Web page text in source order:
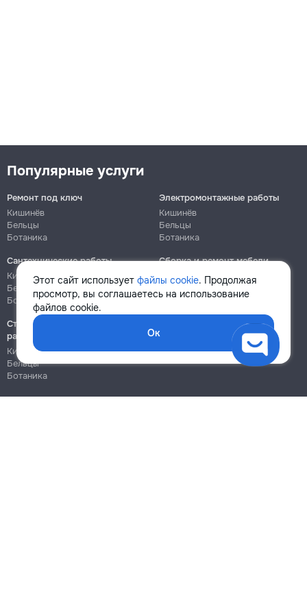
Этот сайт использует файлы cookie. Продолжая
просмотр, вы соглашаетесь на использование
файлов cookie.
Ок
Популярные услуги
Ремонт под ключ
Кишинёв
Бельцы
Ботаника
Электромонтажные работы
Кишинёв
Бельцы
Ботаника
Сантехнические работы
Кишинёв
Бельцы
Ботаника
Сборка и ремонт мебели
Кишинёв
Ботаника
Строительно-монтажные
работы
Кишинёв
Бельцы
Ботаника